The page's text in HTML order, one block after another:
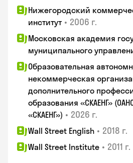
Нижегородский
институт • 2006 г.
Московская академия
муниципального
Образовательная
некоммерческая
дополнительного
образования «СКАЕНГ»
«СКАЕНГ») • 2026 г.
Wall Street English • 2018 г.
Wall Street Institute • 2011 г.